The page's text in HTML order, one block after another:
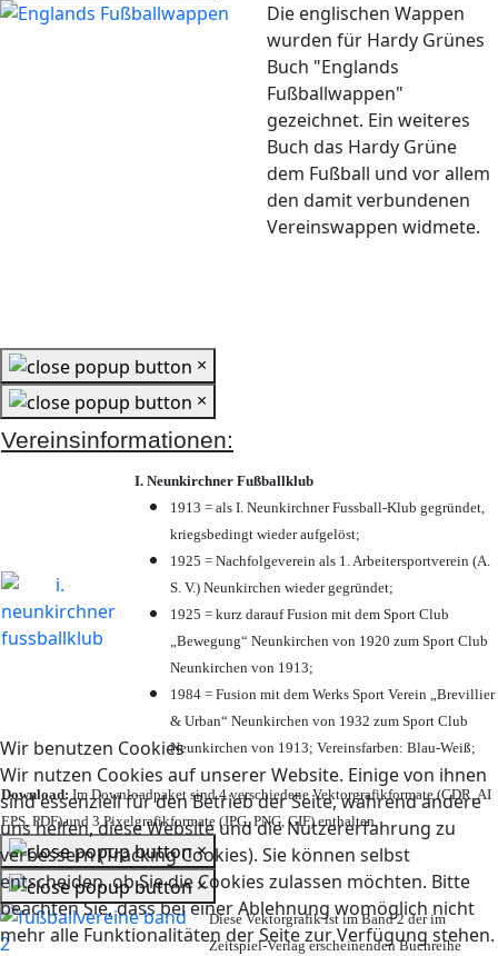
Wir benutzen Cookies
Wir nutzen Cookies auf unserer Website. Einige von ihnen
sind essenziell für den Betrieb der Seite, während andere
uns helfen, diese Website und die Nutzererfahrung zu
verbessern (Tracking Cookies). Sie können selbst
entscheiden, ob Sie die Cookies zulassen möchten. Bitte
beachten Sie, dass bei einer Ablehnung womöglich nicht
mehr alle Funktionalitäten der Seite zur Verfügung stehen.
Die englischen Wappen
wurden für Hardy Grünes
Buch "Englands
Fußballwappen"
gezeichnet. Ein weiteres
Buch das Hardy Grüne
dem Fußball und vor allem
den damit verbundenen
Vereinswappen widmete.
×
×
Vereinsinformationen:
I. Neunkirchner Fußballklub
1913 = als I. Neunkirchner Fussball-Klub gegründet,
kriegsbedingt wieder aufgelöst;
1925 = Nachfolgeverein als 1. Arbeitersportverein (A.
S. V.) Neunkirchen wieder gegründet;
1925 = kurz darauf Fusion mit dem Sport Club
„Bewegung“ Neunkirchen von 1920 zum Sport Club
Neunkirchen von 1913;
1984 = Fusion mit dem Werks Sport Verein „Brevillier
& Urban“ Neunkirchen von 1932 zum Sport Club
Neunkirchen von 1913; Vereinsfarben: Blau-Weiß;
Download: Im Downloadpaket sind 4 verschiedene Vektorgrafikformate (CDR, AI
EPS, PDF) und 3 Pixelgrafikformate (JPG, PNG, GIF) enthalten.
×
×
Diese Vektorgrafik ist im Band 2 der im
Zeitspiel-Verlag erscheinenden Buchreihe